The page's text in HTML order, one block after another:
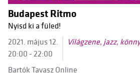
Budapest Ritmo
Nyisd ki a füled!
2021. május 12.
20:00 - 22:00
Világzene, jazz,
Bartók Tavasz Online